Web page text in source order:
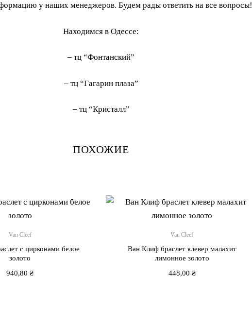
у наших менеджеров. Будем рады ответить на все вопросы!
Находимся в Одессе:
– тц “Фонтанский”
– тц “Гагарин плаза”
– тц “Кристалл”
ПОХОЖИЕ
Van Cleef
с цирконами белое
золото
940,80₴
Van Cleef
Ван Клиф браслет клевер малахит
лимонное золото
448,00 ₴